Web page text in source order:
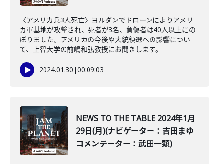
〈アメリカ兵3人死亡〉ヨルダンでドローンによりアメリ
カ軍基地が攻撃され、死者が3名、負傷者は40人以上にの
ぼりました。アメリカの今後や大統領選への影響につい
て、上智大学の前嶋和弘教授にお聞きします。
2024.01.30 |00:09:03
NEWS TO THE TABLE 2024年1月
29日(月)(ナビゲーター：吉田まゆ
コメンテーター：武田一顕)